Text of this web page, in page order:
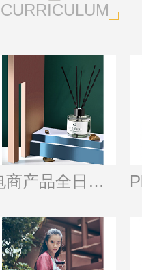
CURRICULUM
电商产品全日制班